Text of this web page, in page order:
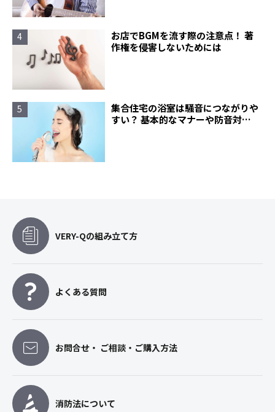
お店でBGMを流す際の注意点！ 著
作権を侵害しないためには
集合住宅の浴室は騒音につながりや
すい？ 基本的なマナーや防音対策
VERY-Qの組み立て方
よくある質問
お問合せ・ ご相談・ご購入方法
消防法について